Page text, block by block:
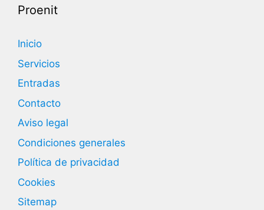
Proenit
Inicio
Servicios
Entradas
Contacto
Aviso legal
Condiciones generales
Política de privacidad
Cookies
Sitemap